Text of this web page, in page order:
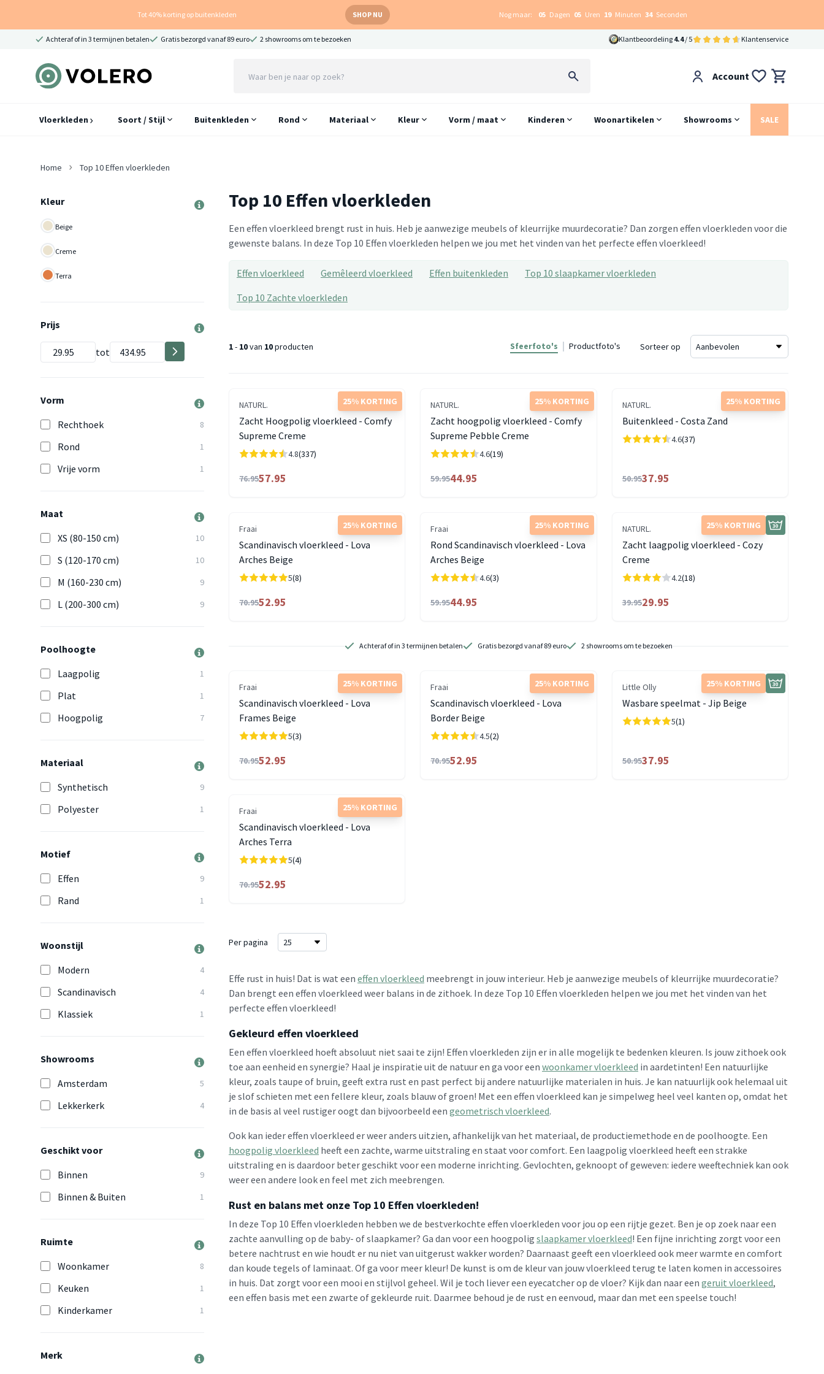
Tot 40% korting op buitenkleden SHOP NU Nog maar: 05 Dagen 05 Uren 19 Minuten 34 Seconden
Achteraf of in 3 termijnen betalen Gratis bezorgd vanaf 89 euro 2 showrooms om te bezoeken Klantbeoordeling 4.4/ 5 Klantenservice
Account
Vloerkleden Soort / Stijl Buitenkleden Rond Materiaal Kleur Vorm / maat Kinderen Woonartikelen Showrooms SALE
Home Top 10 Effen vloerkleden
Kleur
Beige
Creme
Terra
Prijs
tot
Vorm
Rechthoek
8
Rond 1
Vrije vorm 1
Maat
XS (80-150 cm)
10
S (120-170 cm) 10
M (160-230 cm) 9
L (200-300 cm) 9
Poolhoogte
Laagpolig
1
Plat 1
Hoogpolig 7
Materiaal
Synthetisch
9
Polyester 1
Motief
Effen
9
Rand 1
Woonstijl
Modern
4
Scandinavisch 4
Klassiek 1
Showrooms
Amsterdam
5
Lekkerkerk 4
Geschikt voor
Binnen
9
Binnen & Buiten 1
Ruimte
Woonkamer
8
Keuken 1
Kinderkamer 1
Merk
Top 10 Effen vloerkleden
Een effen vloerkleed brengt rust in huis. Heb je aanwezige meubels of kleurrijke muurdecoratie? Dan zorgen effen vloerkleden voor die
gewenste balans. In deze Top 10 Effen vloerkleden helpen we jou met het vinden van het perfecte effen vloerkleed!
Effen vloerkleed Gemêleerd vloerkleed Effen buitenkleden
Top 10 slaapkamer vloerkleden
Top 10 Zachte vloerkleden
1- 10van 10producten Sfeerfoto's Productfoto's Sorteer op
25% KORTING
NATURL.
Zacht Hoogpolig vloerkleed - Comfy
Supreme Creme
4.8(337)
76.9557.95
25% KORTING
NATURL.
Zacht hoogpolig vloerkleed - Comfy
Supreme Pebble Creme
4.6(19)
59.9544.95
25% KORTING
NATURL.
Buitenkleed - Costa Zand
4.6(37)
50.9537.95
25% KORTING
Fraai
Scandinavisch vloerkleed - Lova
Arches Beige
5(8)
70.9552.95
25% KORTING
Fraai
Rond Scandinavisch vloerkleed - Lova
Arches Beige
4.6(3)
59.9544.95
25% KORTING
NATURL.
Zacht laagpolig vloerkleed - Cozy
Creme
4.2(18)
39.9529.95
Achteraf of in 3 termijnen betalen Gratis bezorgd vanaf 89 euro 2 showrooms om te bezoeken
25% KORTING
Fraai
Scandinavisch vloerkleed - Lova
Frames Beige
5(3)
70.9552.95
25% KORTING
Fraai
Scandinavisch vloerkleed - Lova
Border Beige
4.5(2)
70.9552.95
25% KORTING
Little Olly
Wasbare speelmat - Jip Beige
5(1)
50.9537.95
25% KORTING
Fraai
Scandinavisch vloerkleed - Lova
Arches Terra
5(4)
70.9552.95
Per pagina
Effe rust in huis! Dat is wat een effen vloerkleed meebrengt in jouw interieur. Heb je aanwezige meubels of kleurrijke muurdecoratie?
Dan brengt een effen vloerkleed weer balans in de zithoek. In deze Top 10 Effen vloerkleden helpen we jou met het vinden van het
perfecte effen vloerkleed!
Gekleurd effen vloerkleed
Een effen vloerkleed hoeft absoluut niet saai te zijn! Effen vloerkleden zijn er in alle mogelijk te bedenken kleuren. Is jouw zithoek ook
toe aan eenheid en synergie? Haal je inspiratie uit de natuur en ga voor een woonkamer vloerkleed in aardetinten! Een natuurlijke
kleur, zoals taupe of bruin, geeft extra rust en past perfect bij andere natuurlijke materialen in huis. Je kan natuurlijk ook helemaal uit
je slof schieten met een fellere kleur, zoals blauw of groen! Met een effen vloerkleed kan je simpelweg heel veel kanten op, omdat het
in de basis al veel rustiger oogt dan bijvoorbeeld een geometrisch vloerkleed.
Ook kan ieder effen vloerkleed er weer anders uitzien, afhankelijk van het materiaal, de productiemethode en de poolhoogte. Een
hoogpolig vloerkleed heeft een zachte, warme uitstraling en staat voor comfort. Een laagpolig vloerkleed heeft een strakke
uitstraling en is daardoor beter geschikt voor een moderne inrichting. Gevlochten, geknoopt of geweven: iedere weeftechniek kan ook
weer een andere look en feel met zich meebrengen.
Rust en balans met onze Top 10 Effen vloerkleden!
In deze Top 10 Effen vloerkleden hebben we de bestverkochte effen vloerkleden voor jou op een rijtje gezet. Ben je op zoek naar een
zachte aanvulling op de baby- of slaapkamer? Ga dan voor een hoogpolig slaapkamer vloerkleed! Een fijne inrichting zorgt voor een
betere nachtrust en wie houdt er nu niet van uitgerust wakker worden? Daarnaast geeft een vloerkleed ook meer warmte en comfort
dan koude tegels of laminaat. Of ga voor meer kleur! De kunst is om de kleur van jouw vloerkleed terug te laten komen in accessoires
in huis. Dat zorgt voor een mooi en stijlvol geheel. Wil je toch liever een eyecatcher op de vloer? Kijk dan naar een geruit vloerkleed,
een effen basis met een zwarte of gekleurde ruit. Daarmee behoud je de rust en eenvoud, maar dan met een speelse touch!